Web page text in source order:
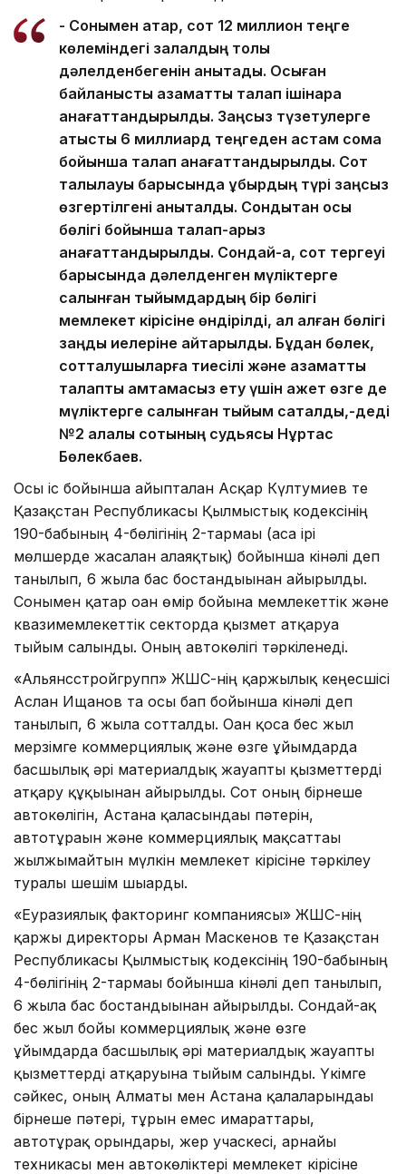
- Сонымен қатар, сот 12 миллион теңге
көлеміндегі залалдың толық
дәлелденбегенін анықтады. Осыған
байланысты азаматтық талап ішінара
қанағаттандырылды. Заңсыз түзетулерге
қатысты 6 миллиард теңгеден астам сома
бойынша талап қанағаттандырылды. Сот
талқылауы барысында құбырдың түрі заңсыз
өзгертілгені анықталды. Сондықтан осы
бөлігі бойынша талап-арыз
қанағаттандырылды. Сондай-ақ, сот тергеуі
барысында дәлелденген мүліктерге
салынған тыйымдардың бір бөлігі
мемлекет кірісіне өндірілді, ал қалған бөлігі
заңды иелеріне қайтарылды. Бұдан бөлек,
сотталушыларға тиесілі және азаматтық
талапты қамтамасыз ету үшін қажет өзге де
мүліктерге салынған тыйым сақталды,-деді
№2 қалалық сотының судьясы Нұртас
Бөлекбаев.
Осы іс бойынша айыпталған Асқар Күлтумиев те
Қазақстан Республикасы Қылмыстық кодексінің
190-бабының 4-бөлігінің 2-тармағы (аса ірі
мөлшерде жасалған алаяқтық) бойынша кінәлі деп
танылып, 6 жылға бас бостандығынан айырылды.
Сонымен қатар оған өмір бойына мемлекеттік және
квазимемлекеттік секторда қызмет атқаруға
тыйым салынды. Оның автокөлігі тәркіленеді.
«Альянсстройгрупп» ЖШС-нің қаржылық кеңесшісі
Аслан Ищанов та осы бап бойынша кінәлі деп
танылып, 6 жылға сотталды. Оған қоса бес жыл
мерзімге коммерциялық және өзге ұйымдарда
басшылық әрі материалдық жауапты қызметтерді
атқару құқығынан айырылды. Сот оның бірнеше
автокөлігін, Астана қаласындағы пәтерін,
автотұрағын және коммерциялық мақсаттағы
жылжымайтын мүлкін мемлекет кірісіне тәркілеу
туралы шешім шығарды.
«Еуразиялық факторинг компаниясы» ЖШС-нің
қаржы директоры Арман Маскенов те Қазақстан
Республикасы Қылмыстық кодексінің 190-бабының
4-бөлігінің 2-тармағы бойынша кінәлі деп танылып,
6 жылға бас бостандығынан айырылды. Сондай-ақ
бес жыл бойы коммерциялық және өзге
ұйымдарда басшылық әрі материалдық жауапты
қызметтерді атқаруына тыйым салынды. Үкімге
сәйкес, оның Алматы мен Астана қалаларындағы
бірнеше пәтері, тұрғын емес ғимараттары,
автотұрақ орындары, жер учаскесі, арнайы
техникасы мен автокөліктері мемлекет кірісіне